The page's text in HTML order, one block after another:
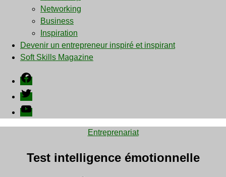
menu
Networking
Business
Inspiration
Devenir un entrepreneur inspiré et inspirant
Soft Skills Magazine
Facebook
Twitter
YouTube
Catégories
Entreprenariat
Test intelligence émotionnelle